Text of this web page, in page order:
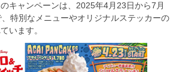
キャンペーンは、2025年4月23日から7月
特別なメニューやオリジナルステッカーの
います。